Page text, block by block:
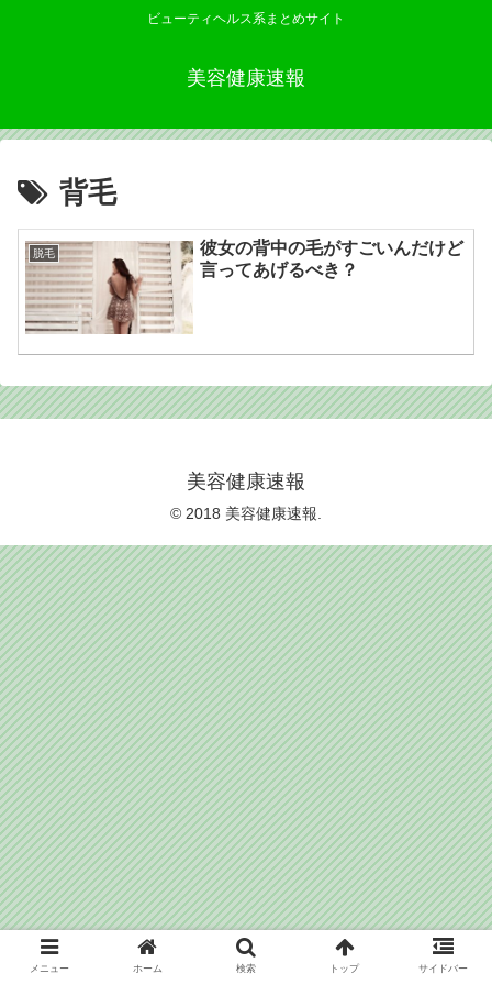
ビューティヘルス系まとめサイト
美容健康速報
背毛
脱毛
彼女の背中の毛がすごいんだけど
言ってあげるべき？
美容健康速報
© 2018 美容健康速報.
メニュー ホーム 検索 トップ サイドバー